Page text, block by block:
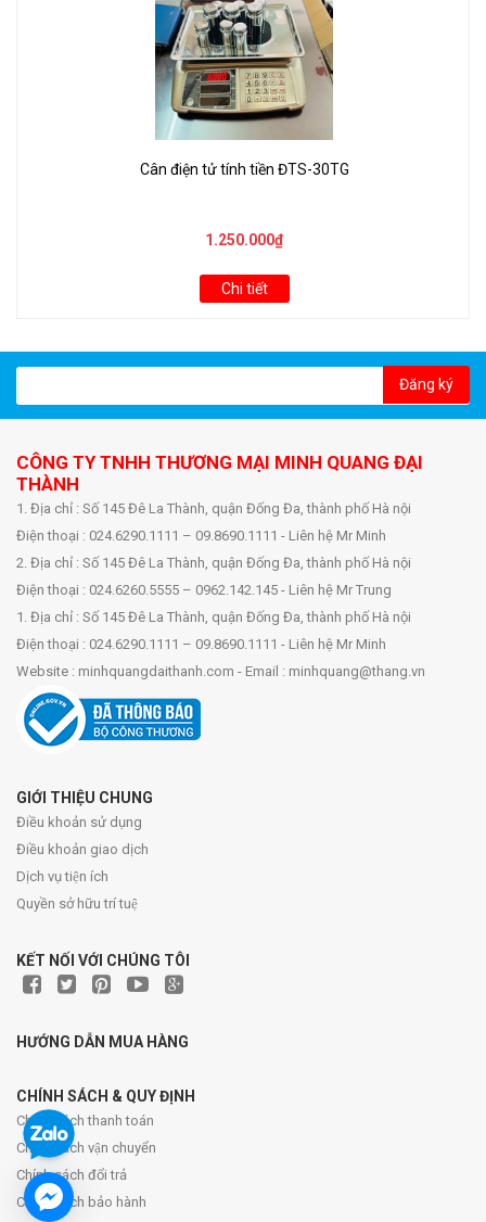
Cân điện tử tính tiền ĐTS-30TG
1.250.000₫
Chi tiết
Đăng ký
CÔNG TY TNHH THƯƠNG MẠI MINH QUANG ĐẠI
THÀNH
1. Địa chỉ : Số 145 Đê La Thành, quận Đống Đa, thành phố Hà nội
Điện thoại : 024.6290.1111 – 09.8690.1111 - Liên hệ Mr Minh
2. Địa chỉ : Số 145 Đê La Thành, quận Đống Đa, thành phố Hà nội
Điện thoại : 024.6260.5555 – 0962.142.145 - Liên hệ Mr Trung
1. Địa chỉ : Số 145 Đê La Thành, quận Đống Đa, thành phố Hà nội
Điện thoại : 024.6290.1111 – 09.8690.1111 - Liên hệ Mr Minh
Website : minhquangdaithanh.com - Email : minhquang@thang.vn
GIỚI THIỆU CHUNG
Điều khoản sử dụng
Điều khoản giao dịch
Dịch vụ tiện ích
Quyền sở hữu trí tuệ
KẾT NỐI VỚI CHÚNG TÔI
HƯỚNG DẪN MUA HÀNG
CHÍNH SÁCH & QUY ĐỊNH
Chính sách thanh toán
Chính sách vận chuyển
Chính sách đổi trả
Chính sách bảo hành